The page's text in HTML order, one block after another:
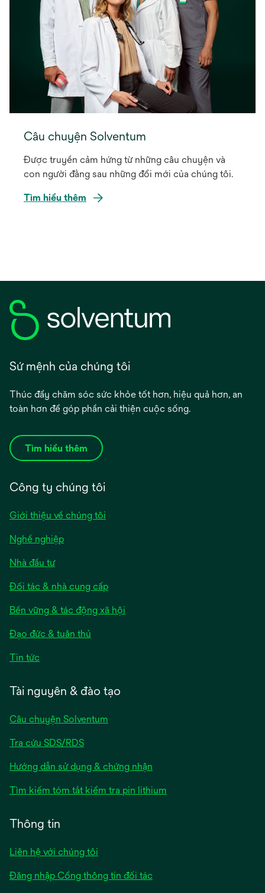
Câu chuyện Solventum
Được truyền cảm hứng từ những câu chuyện và
con người đằng sau những đổi mới của chúng tôi.
Tìm hiểu thêm
Sứ mệnh của chúng tôi
Thúc đẩy chăm sóc sức khỏe tốt hơn, hiệu quả hơn, an
toàn hơn để góp phần cải thiện cuộc sống.
Tìm hiểu thêm
Công ty chúng tôi
Giới thiệu về chúng tôi
Nghề nghiệp
Nhà đầu tư
Đối tác & nhà cung cấp
Bền vững & tác động xã hội
Đạo đức & tuân thủ
Tin tức
Tài nguyên & đào tạo
Câu chuyện Solventum
Tra cứu SDS/RDS
Hướng dẫn sử dụng & chứng nhận
Tìm kiếm tóm tắt kiểm tra pin lithium
Thông tin
Liên hệ với chúng tôi
Đăng nhập Cổng thông tin đối tác